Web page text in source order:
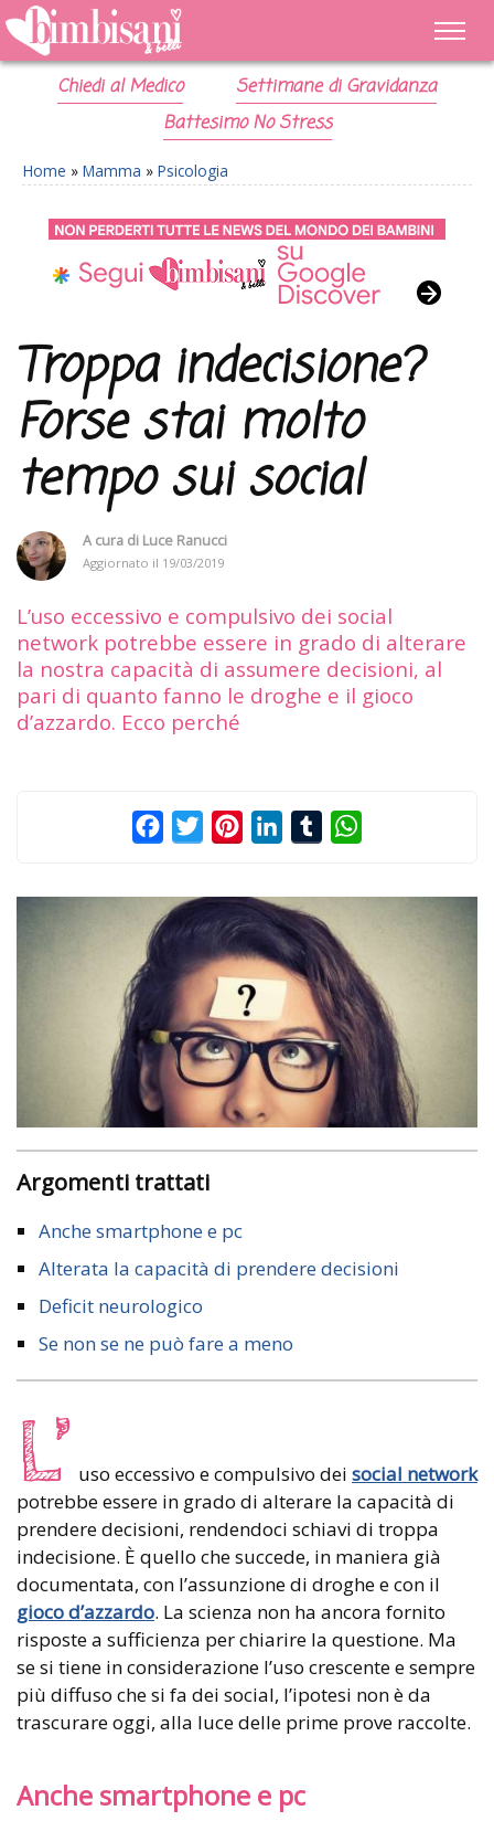
Chiedi al Medico
Settimane di Gravidanza
Battesimo No Stress
Home » Mamma » Psicologia
Troppa indecisione?
Forse stai molto
tempo sui social
A cura di Luce Ranucci
Aggiornato il 19/03/2019
L’uso eccessivo e compulsivo dei social
network potrebbe essere in grado di alterare
la nostra capacità di assumere decisioni, al
pari di quanto fanno le droghe e il gioco
d’azzardo. Ecco perché
FacebookTwitterPinterestLinkedInTumblr
Argomenti trattati
Anche smartphone e pc
Alterata la capacità di prendere decisioni
Deficit neurologico
Se non se ne può fare a meno
L’ uso eccessivo e compulsivo dei social network
potrebbe essere in grado di alterare la capacità di
prendere decisioni, rendendoci schiavi di troppa
indecisione. È quello che succede, in maniera già
documentata, con l’assunzione di droghe e con il
gioco d’azzardo. La scienza non ha ancora fornito
risposte a sufficienza per chiarire la questione. Ma
se si tiene in considerazione l’uso crescente e sempre
più diffuso che si fa dei social, l’ipotesi non è da
trascurare oggi, alla luce delle prime prove raccolte.
Anche smartphone e pc